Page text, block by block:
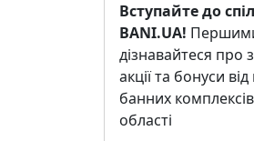
Вступайте до
BANI.UA!
дізнавайтеся про
акції та бонуси
банних
області